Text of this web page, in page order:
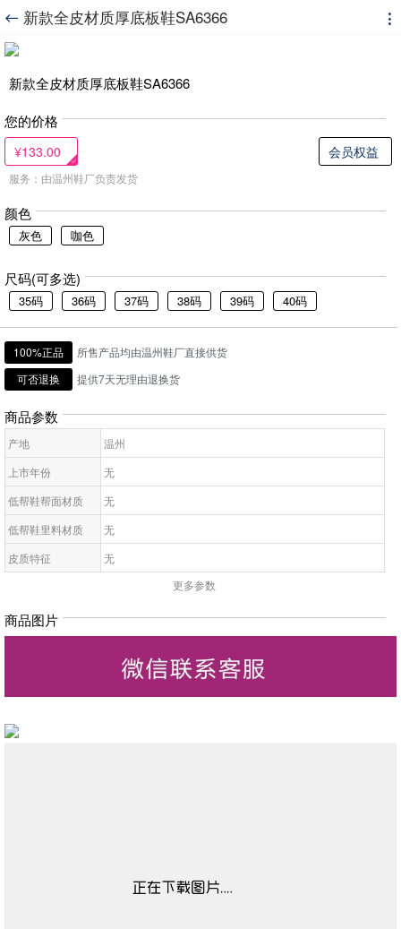
 新款全皮材质厚底板鞋SA6366 
新款全皮材质厚底板鞋SA6366
您的价格
¥133.00 会员权益
服务：由温州鞋厂负责发货
颜色
灰色 咖色
尺码(可多选)
35码 36码 37码 38码 39码 40码
100%正品
所售产品均由温州鞋厂直接供货
可否退换
提供7天无理由退换货
商品参数
产地
温州
上市年份
无
低帮鞋帮面材质
无
低帮鞋里料材质
无
皮质特征
无
低帮鞋开口深度
无
低帮鞋跟款式
无
低帮鞋闭合方式
更多参数
商品图片